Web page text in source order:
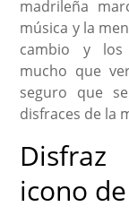
madrileña
música y la
cambio y los
mucho que
seguro que
disfraces de la
icono